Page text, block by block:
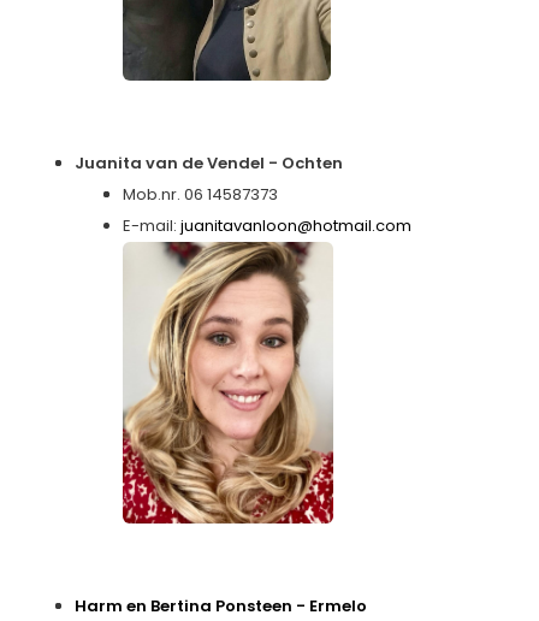
Juanita van de Vendel - Ochten
Mob.nr. 06 14587373
E-mail:juanitavanloon@hotmail.com
Harm en Bertina Ponsteen - Ermelo